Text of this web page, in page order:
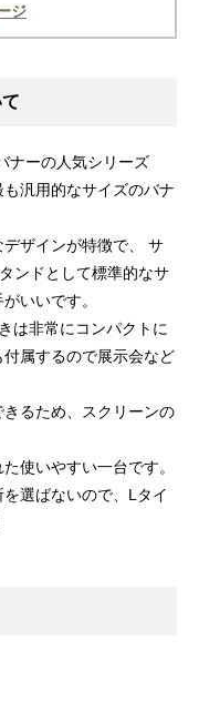
ジ
ナーの人気シリーズ
も汎用的なサイズのバナ
ザインが特徴で、 サ
ンドとして標準的なサ
いいです。
は非常にコンパクトに
属するので展示会など
るため、スクリーンの
使いやすい一台です。
選ばないので、Lタイ